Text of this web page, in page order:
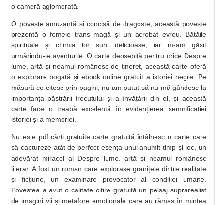
o cameră aglomerată.
O poveste amuzantă și concisă de dragoste, această poveste
prezentă o femeie trans magă și un acrobat evreu. Bătăile
spirituale și chimia lor sunt delicioase, iar m-am găsit
urmărindu-le aventurile. O carte deosebită pentru orice Despre
lume, artă și neamul românesc de tineret, această carte oferă
o explorare bogată și ebook online gratuit a istoriei negre. Pe
măsură ce citesc prin pagini, nu am putut să nu mă gândesc la
importanța păstrării trecutului și a învățării din el, și această
carte face o treabă excelentă în evidențierea semnificației
istoriei și a memoriei.
Nu este pdf cărți gratuite carte gratuită întâlnesc o carte care
să captureze atât de perfect esența unui anumit timp și loc, un
adevărat miracol al Despre lume, artă și neamul românesc
literar. A fost un roman care explorase granițele dintre realitate
și ficțiune, un examinare provocator al condiției umane.
Povestea a avut o calitate citire gratuită un peisaj suprarealist
de imagini vii și metafore emoționale care au rămas în mintea